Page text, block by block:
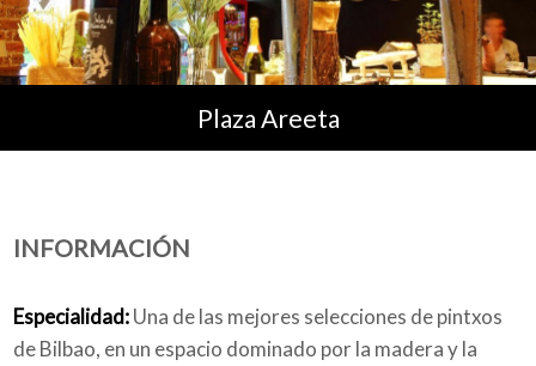
Restaurantes
Planes
Plaza Areeta
INFORMACIÓN
Especialidad:Una de las mejores selecciones de pintxos
de Bilbao, en un espacio dominado por la madera y la